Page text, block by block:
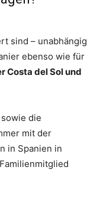
sind – unabhängig
ebenso wie für
Costa del Sol und
die
mit der
in Spanien in